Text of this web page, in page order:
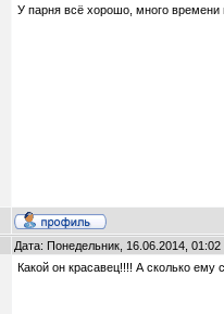
У парня всё хорошо, много времени
Дата: Понедельник, 16.06.2014,
Какой он красавец!!!! А сколько ему